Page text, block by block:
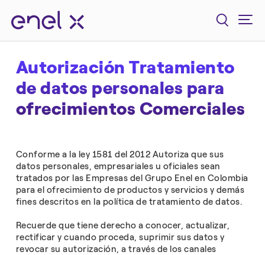
Autorización Tratamiento
de datos personales para
ofrecimientos Comerciales
Conforme a la ley 1581 del 2012 Autoriza que sus
datos personales, empresariales u oficiales sean
tratados por las Empresas del Grupo Enel en Colombia
para el ofrecimiento de productos y servicios y demás
fines descritos en la política de tratamiento de datos.
Recuerde que tiene derecho a conocer, actualizar,
rectificar y cuando proceda, suprimir sus datos y
revocar su autorización, a través de los canales